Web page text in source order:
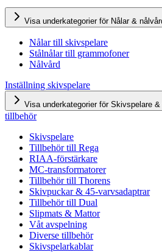
Visa underkategorier för Nålar &
Nålar till skivspelare
Stålnålar till grammofoner
Nålvård
Inställning skivspelare
Visa underkategorier för Skivspelare &
tillbehör
Skivspelare
Tillbehör till Rega
RIAA-förstärkare
MC-transformatorer
Tillbehör till Thorens
Skivpuckar & 45-varvsadaptrar
Tillbehör till Dual
Slipmats & Mattor
Våt avspelning
Diverse tillbehör
Skivspelarkablar